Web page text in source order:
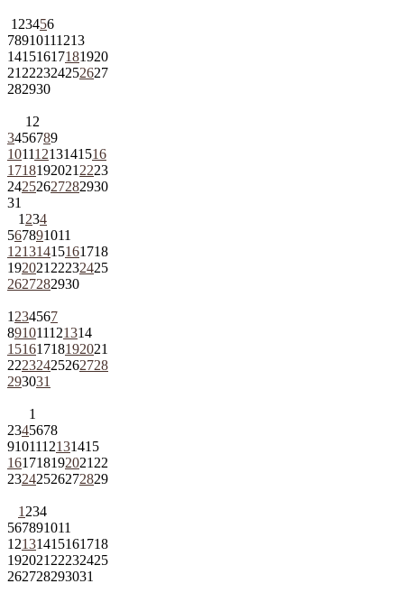
1 23456
78910111213
14151617181920
21 222324252627
282930
1 2
3456789
10111213141516
1718192021 2223
24252627282930
31
1 234
567891011
12131415161718
192021 22232425
2627282930
1 234567
891011121314
15161718192021
22232425262728
293031
1
2345678
9101112131415
161718192021 22
23242526272829
1 234
567891011
12131415161718
192021 22232425
262728293031